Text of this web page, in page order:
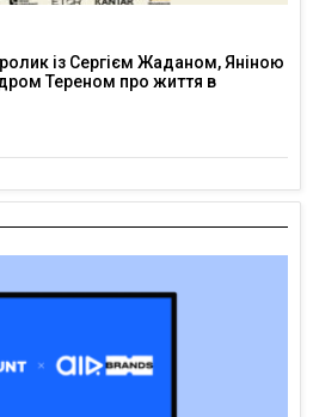
із Сергієм Жаданом, Яніною
Тереном про життя в